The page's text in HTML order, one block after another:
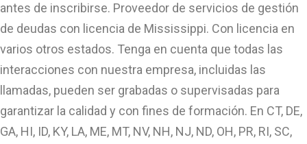
antes de inscribirse. Proveedor de servicios de gestión
de deudas con licencia de Mississippi. Con licencia en
varios otros estados. Tenga en cuenta que todas las
interacciones con nuestra empresa, incluidas las
llamadas, pueden ser grabadas o supervisadas para
garantizar la calidad y con fines de formación. En CT, DE,
GA, HI, ID, KY, LA, ME, MT, NV, NH, NJ, ND, OH, PR, RI, SC,